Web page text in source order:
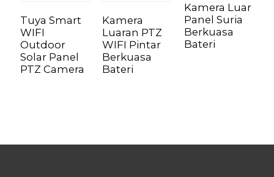
Tuya Smart
WIFI
Outdoor
Solar Panel
PTZ Camera
Kamera
Luaran PTZ
WIFI Pintar
Berkuasa
Bateri
Kamera Luar
Panel Suria
Berkuasa
Bateri